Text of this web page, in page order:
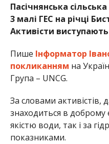
Пасічнянська
3 малі ГЕС на річці
Активісти
Пише Інформатор
покликанням на
Група – UNCG.
За словами активістів,
знаходиться в доброму
якістю води, так і за
показниками.